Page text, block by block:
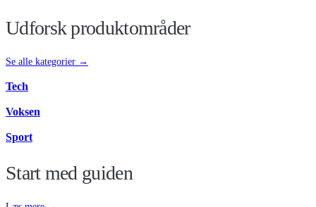
Udforsk produktområder
Se alle kategorier →
Tech
Voksen
Sport
Start med guiden